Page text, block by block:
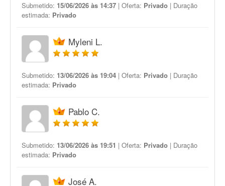
Submetido: 15/06/2026 às 14:37 | Oferta: Privado | Duração
estimada: Privado
Myleni L.
Submetido: 13/06/2026 às 19:04 | Oferta: Privado | Duração
estimada: Privado
Pablo C.
Submetido: 13/06/2026 às 19:51 | Oferta: Privado | Duração
estimada: Privado
José A.